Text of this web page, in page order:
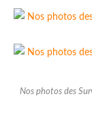
Nos photos des